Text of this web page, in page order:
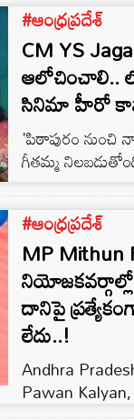
#ఆంధ్రప్రదేశ్
CM YS
ఆలోచించాలి..
సినిమా హీరో
'పిఠాపురం నుంచి
గీతమ్మ
ఆలోచన
సినిమా హీరో
సీఎం వైఎస్ జగన్
#ఆంధ్రప్రదేశ్
MP Mithun
దానిపై
లేదు..!
Andhra
Pawan